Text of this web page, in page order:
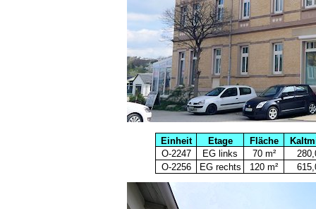
Einheit Etage Fläche
O-2247
EG links 70 m²
O-2256
EG rechts 120 m²